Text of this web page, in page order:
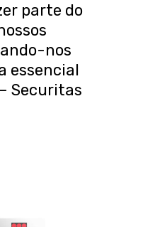
parte do
nos
essencial
Securitas